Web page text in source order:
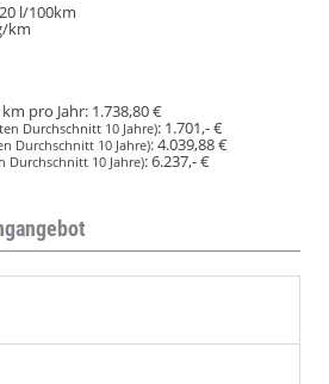
l/100km
km
pro Jahr: 1.738,80 €
Durchschnitt 10 Jahre): 1.701,- €
Durchschnitt 10 Jahre):4.039,88 €
Durchschnitt 10 Jahre):6.237,- €